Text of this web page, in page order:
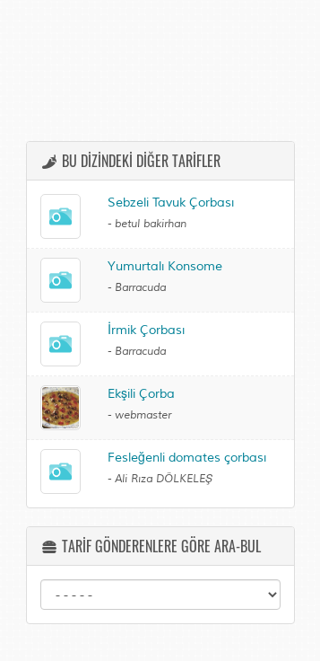
BU DİZİNDEKİ DİĞER TARİFLER
Sebzeli Tavuk Çorbası
- betul bakirhan
Yumurtalı Konsome
- Barracuda
İrmik Çorbası
- Barracuda
Ekşili Çorba
- webmaster
Fesleğenli domates çorbası
- Ali Rıza DÖLKELEŞ
TARİF GÖNDERENLERE GÖRE ARA-BUL